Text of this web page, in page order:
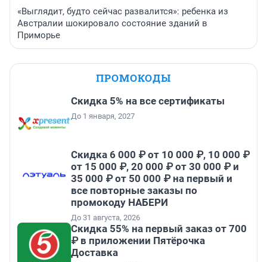
«Выглядит, будто сейчас развалится»: ребенка из
Австралии шокировало состояние зданий в
Приморье
ПРОМОКОДЫ
Скидка 5% на все сертификаты
До 1 января, 2027
Скидка 6 000 ₽ от 10 000 ₽, 10 000 ₽
от 15 000 ₽, 20 000 ₽ от 30 000 ₽ и
35 000 ₽ от 50 000 ₽ на первый и
все повторные заказы по
промокоду НАБЕРИ
До 31 августа, 2026
Скидка 55% на первый заказ от 700
₽ в приложении Пятёрочка
Доставка